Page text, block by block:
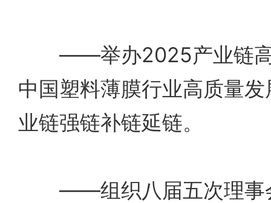
——举办2025产业链高
中国塑料薄膜行业高质量
业链强链补链延链。
——组织八届五次理事